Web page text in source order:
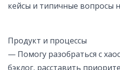
кейсы и типичные вопросы
Продукт и процессы
— Помогу разобраться с
бэклог, расставить